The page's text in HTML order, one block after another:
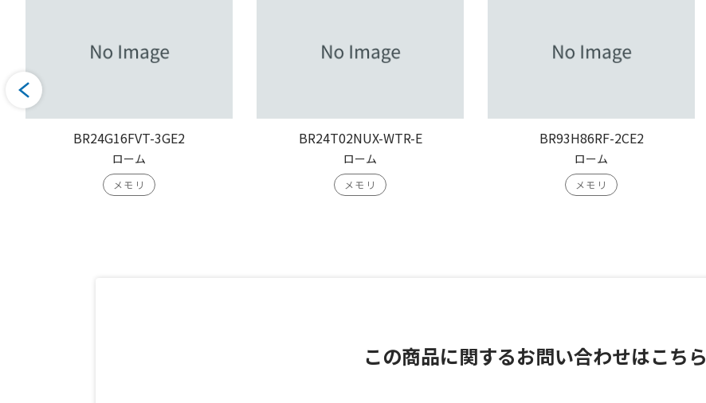
BR24G16FVT-3GE2
ローム
メモリ
BR24T02NUX-WTR-E
ローム
メモリ
BR93H86RF-2CE2
ローム
メモリ
この商品に関するお問い合わせはこちら